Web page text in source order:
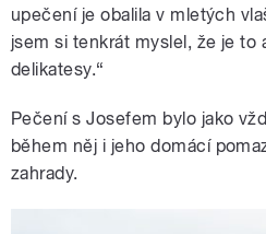
upečení je obalila v mletých
jsem si tenkrát myslel, že je to
delikatesy.“
Pečení s Josefem bylo jako
během něj i jeho domácí
zahrady.